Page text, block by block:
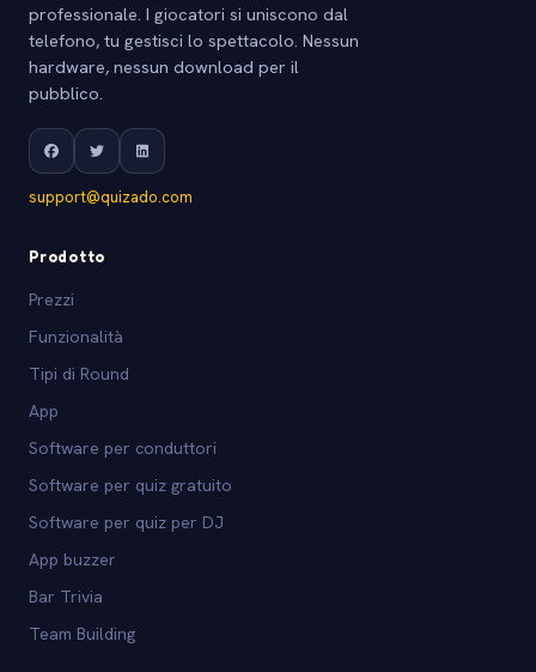
professionale. I giocatori si uniscono dal
telefono, tu gestisci lo spettacolo. Nessun
hardware, nessun download per il
pubblico.
support@quizado.com
Prodotto
Prezzi
Funzionalità
Tipi di Round
App
Software per conduttori
Software per quiz gratuito
Software per quiz per DJ
App buzzer
Bar Trivia
Team Building